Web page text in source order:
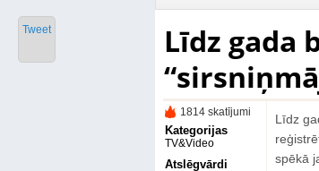
Līdz gada
1814 skatījumi
Kategorijas
TV&Video
Atslēgvārdi
Līdz
spēkā
Tweet